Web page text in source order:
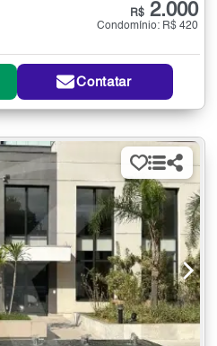
R$ 2.000
Condomínio: R$ 420
Contatar